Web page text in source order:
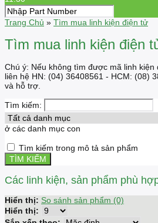
Trang Chủ » Tìm mua linh kiện điện tử
Tìm mua linh kiện điện
Chú ý: Nếu không tìm được mã linh kiện
liên hệ HN: (04) 36408561 - HCM: (08)
và hỗ trợ.
Tìm kiếm:
ở các danh mục con
Tìm kiếm trong mô tả sản phẩm
Các linh kiện, sản phẩm phù
Hiển thị: So sánh sản phẩm (0)
Hiển thị: